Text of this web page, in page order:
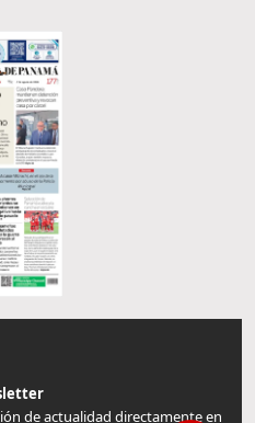
de actualidad directamente en